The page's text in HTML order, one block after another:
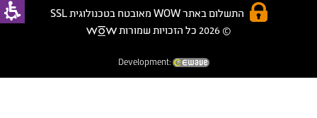
התשלום באתר WOW מאובטח בטכנולוגית SSL
© 2026 כל הזכויות שמורות
Development: